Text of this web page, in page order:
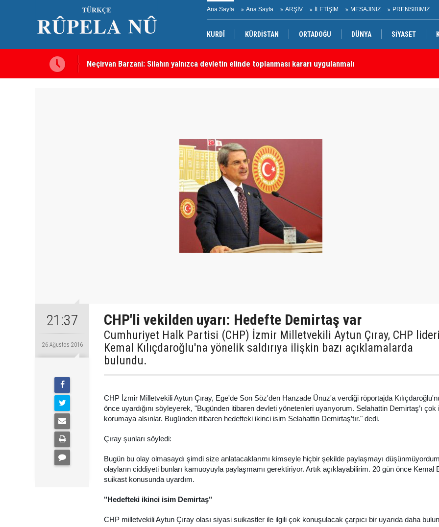
Ana Sayfa Ana Sayfa ARŞİV İLETİŞİM MESAJINIZ PRENSIBIMIZ
KURDÎ KÜRDİSTAN ORTADOĞU DÜNYA SİYASET
Neçirvan Barzani: Silahın yalnızca devletin elinde toplanması kararı uygulanmalı
Kürdistan Hükümeti'nden Kor Mor gazı tepkisi
21:37
26 Ağustos 2016
CHP'li vekilden uyarı: Hedefte Demirtaş var
Cumhuriyet Halk Partisi (CHP) İzmir Milletvekili Aytun Çıray, CHP lideri
Kemal Kılıçdaroğlu'na yönelik saldırıya ilişkin bazı açıklamalarda
bulundu.
CHP İzmir Milletvekili Aytun Çıray, Ege'de Son Söz'den Hanzade Ünuz'a verdiği röportajda
önce uyardığını söyleyerek, "Bugünden itibaren devleti yönetenleri uyarıyorum. Selahattin Demirtaş’ı çok
korumaya alsınlar. Bugünden itibaren hedefteki ikinci isim Selahattin Demirtaş’tır." dedi.
Çıray şunları söyledi:
Bugün bu olay olmasaydı şimdi size anlatacaklarımı kimseyle hiçbir şekilde paylaşmayı
olayların ciddiyeti bunları kamuoyuyla paylaşmamı gerektiriyor. Artık açıklayabilirim. 20 gün önce Kemal
suikast konusunda uyardım.
"Hedefteki ikinci isim Demirtaş"
CHP milletvekili Aytun Çıray olası siyasi suikastler ile ilgili çok konuşulacak çarpıcı bir uyarıda daha